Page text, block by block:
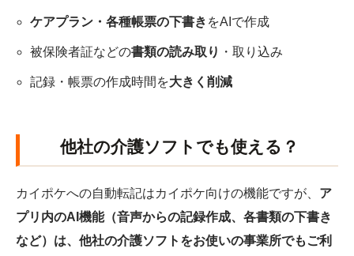
ケアプラン・各種帳票の下書き をAIで作成
被保険者証などの書類の読み取り ・取り込み
記録・帳票の作成時間を大きく削減
他社の介護ソフトでも使える？
カイポケへの自動転記はカイポケ向けの機能ですが、 ア
プリ内のAI機能（音声からの記録作成、各書類の下書き
など）は、他社の介護ソフトをお使いの事業所でもご利